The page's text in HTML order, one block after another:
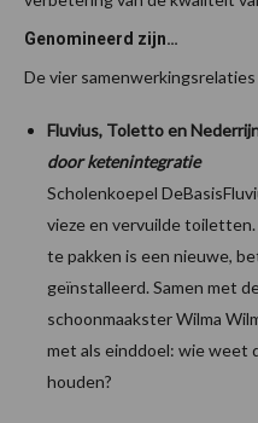
Genomineerd zijn…
De vier
Fluvius, Toletto en
door ketenintegratie
Scholenkoepel
vieze en vervuilde
te pakken is een nieuwe,
geïnstalleerd. Samen met
schoonmaakster Wilma
met als einddoel: wie
houden?